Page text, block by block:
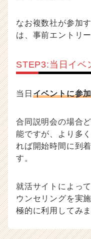
なお複数社が参加
は、事前エントリ
STEP3:当日イベ
当日 イベントに参
合同説明会の場合
能ですが、より多
れば開始時間に到
す。
就活サイトによっ
ウンセリングを実
極的に利用してみま